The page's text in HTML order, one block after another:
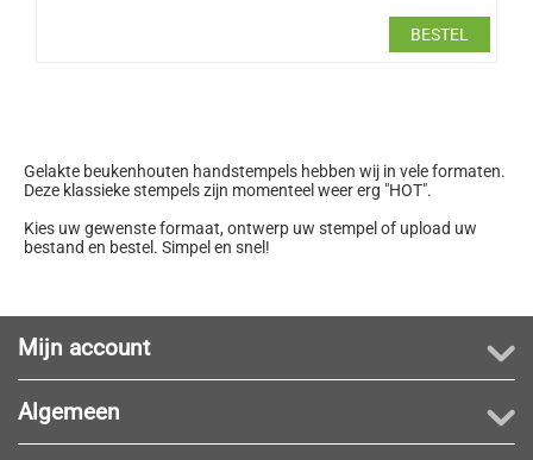
BESTEL
Gelakte beukenhouten handstempels hebben wij in vele formaten.
Deze klassieke stempels zijn momenteel weer erg "HOT".
Kies uw gewenste formaat, ontwerp uw stempel of upload uw
bestand en bestel. Simpel en snel!
Mijn account
Algemeen